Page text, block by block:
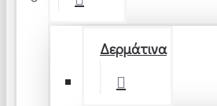
Δερμάτινα